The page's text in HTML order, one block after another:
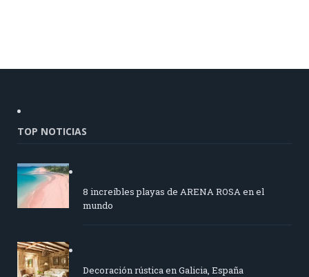
TOP NOTICIAS
8 increíbles playas de ARENA ROSA en el
mundo
Decoración rústica en Galicia, España